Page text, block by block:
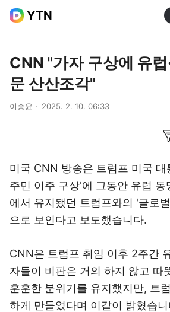
YTN
CNN "가자 구상에 유럽
문 산산조각"
이승윤 2025. 2. 10. 06:33
미국 CNN 방송은 트럼프 미국
주민 이주 구상'에 그동안 유럽 동
에서 유지됐던 트럼프와의 '글로
으로 보인다고 보도했습니다.
CNN은 트럼프 취임 이후 2주간
자들이 비판은 거의 하지 않고 따
훈훈한 분위기를 유지했지만, 트
하게 만들었다며 이같이 밝혔습니